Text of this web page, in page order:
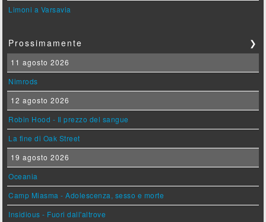
Limoni a Varsavia
Prossimamente ❯
11 agosto 2026
Nimrods
12 agosto 2026
Robin Hood - Il prezzo del sangue
La fine di Oak Street
19 agosto 2026
Oceania
Camp Miasma - Adolescenza, sesso e morte
Insidious - Fuori dall'altrove